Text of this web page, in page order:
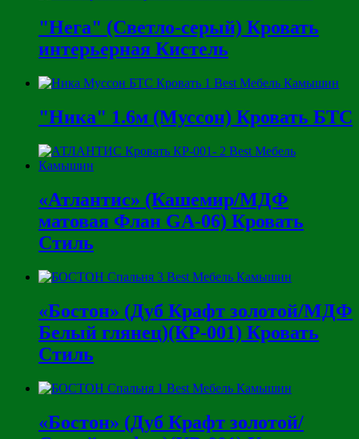
"Нега" (Светло-серый) Кровать
интерьерная Кистель
"Ника" 1.6м (Муссон) Кровать БТС
«Атлантис» (Кашемир/МДФ
матовая Флан GA-06) Кровать
Стиль
«Бостон» (Дуб Крафт золотой/МДФ
Белый глянец)(КР-001) Кровать
Стиль
«Бостон» (Дуб Крафт золотой/